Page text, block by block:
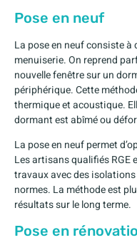
Pose en neuf
La pose en neuf consiste à
menuiserie. On reprend
nouvelle fenêtre sur un
périphérique. Cette
thermique et acoustique.
dormant est abîmé ou
La pose en neuf permet
Les artisans qualifiés RGE
travaux avec des
normes. La méthode est
résultats sur le long terme.
Pose en